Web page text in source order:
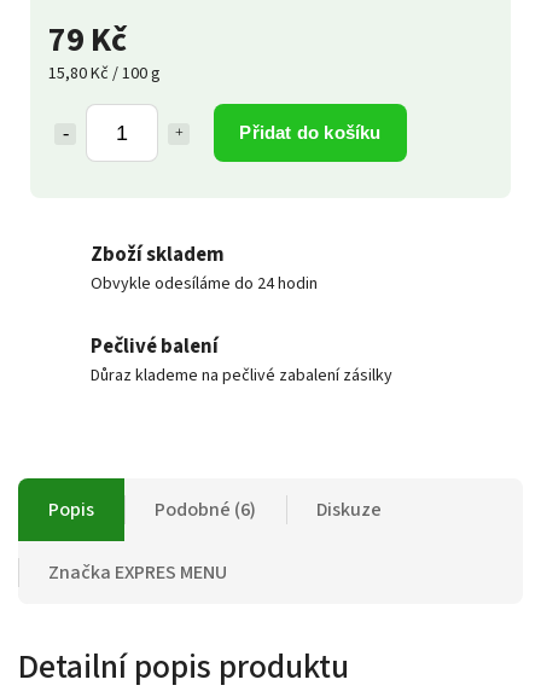
79 Kč
15,80 Kč / 100 g
Přidat do košíku
Zboží skladem
Obvykle odesíláme do 24 hodin
Pečlivé balení
Důraz klademe na pečlivé zabalení zásilky
Popis Podobné (6) Diskuze
Značka EXPRES MENU
Detailní popis produktu